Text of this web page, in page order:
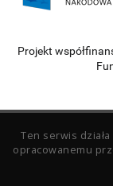
Projekt
Ten serwis
opracowanemu